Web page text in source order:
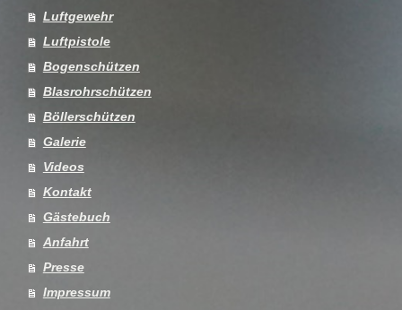
Luftgewehr
Luftpistole
Bogenschützen
Blasrohrschützen
Böllerschützen
Galerie
Videos
Kontakt
Gästebuch
Anfahrt
Presse
Impressum